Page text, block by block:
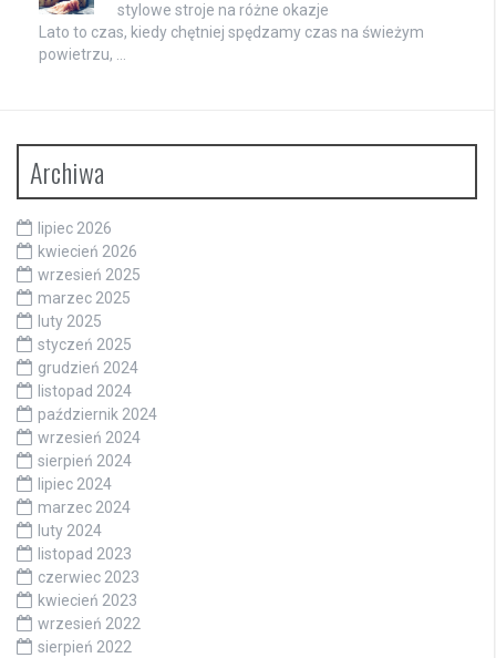
stylowe stroje na różne okazje
Lato to czas, kiedy chętniej spędzamy czas na świeżym
powietrzu, …
Archiwa
lipiec 2026
kwiecień 2026
wrzesień 2025
marzec 2025
luty 2025
styczeń 2025
grudzień 2024
listopad 2024
październik 2024
wrzesień 2024
sierpień 2024
lipiec 2024
marzec 2024
luty 2024
listopad 2023
czerwiec 2023
kwiecień 2023
wrzesień 2022
sierpień 2022